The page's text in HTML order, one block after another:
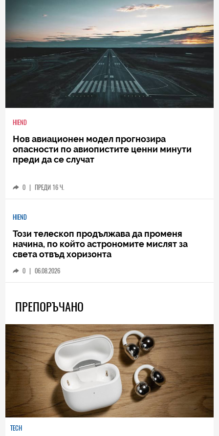
HIEND
Нов авиационен модел прогнозира
опасности по авиопистите ценни минути
преди да се случат
0 | ПРЕДИ 16 Ч.
HIEND
Този телескоп продължава да променя
начина, по който астрономите мислят за
света отвъд хоризонта
0 | 06.08.2026
ПРЕПОРЪЧАНО
TECH